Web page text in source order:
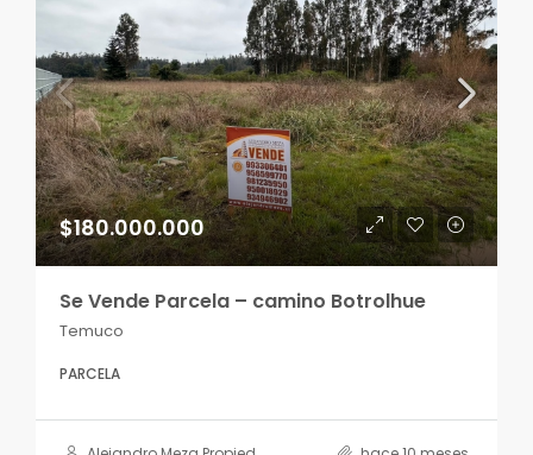
$180.000.000
Se Vende Parcela – camino Botrolhue
Temuco
PARCELA